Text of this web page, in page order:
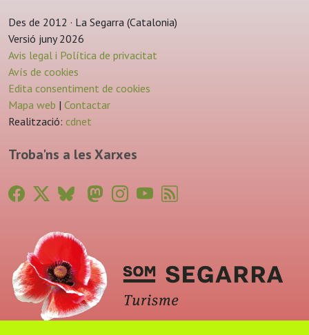
Des de 2012 · La Segarra (Catalonia)
Versió juny 2026
Avis legal i Política de privacitat
Avís de cookies
Edita consentiment de cookies
Mapa web | Contactar
Realització: cdnet
Troba'ns a les Xarxes